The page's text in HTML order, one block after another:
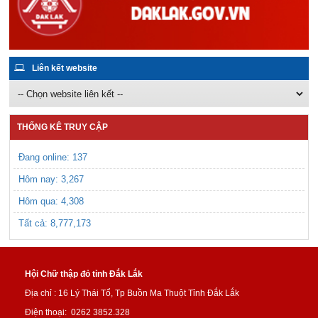
Liên kết website
THỐNG KÊ TRUY CẬP
Đang online: 137
Hôm nay: 3,267
Hôm qua: 4,308
Tất cả: 8,777,173
Hội Chữ thập đỏ tỉnh Đắk Lắk​
Địa chỉ : 16 Lý Thái Tổ, Tp Buồn Ma Thuột Tỉnh Đắk Lắk
Điện thoại: 0262 3852.328